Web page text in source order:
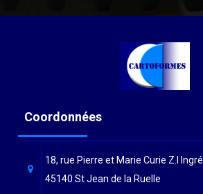
Coordonnées
18, rue Pierre et Marie Curie Z.I Ingré
45140 St Jean de la Ruelle